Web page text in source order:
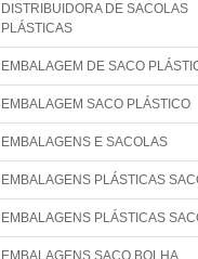
DISTRIBUIDORA DE SACOLAS
PLÁSTICAS
EMBALAGEM DE SACO
EMBALAGEM SACO PLÁSTICO
EMBALAGENS E SACOLAS
EMBALAGENS PLÁSTICAS
EMBALAGENS PLÁSTICAS
EMBALAGENS SACO BOLHA